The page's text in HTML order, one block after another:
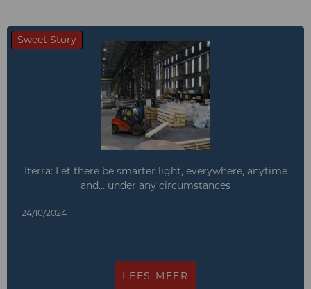
Sweet Story
Iterra: Let there be smarter light, everywhere, anytime
and… under any circumstances
24/10/2024
LEES MEER